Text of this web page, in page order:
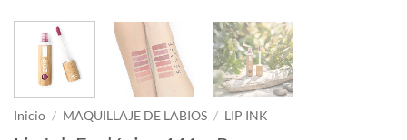
Inicio / MAQUILLAJE DE LABIOS / LIP INK